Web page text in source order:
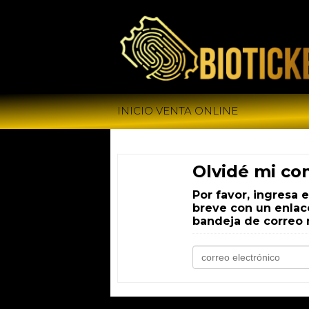
INICIO VENTA ONLINE
Olvidé mi
Por favor, ingresa
breve con un
bandeja de correo